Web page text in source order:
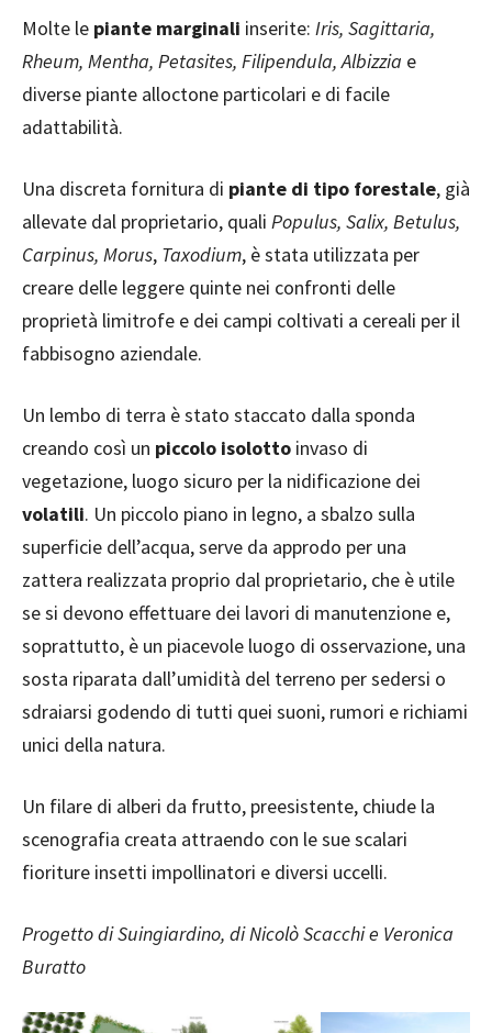
Molte le piante marginali inserite: Iris, Sagittaria,
Rheum, Mentha, Petasites, Filipendula, Albizzia e
diverse piante alloctone particolari e di facile
adattabilità.
Una discreta fornitura di piante di tipo forestale, già
allevate dal proprietario, quali Populus, Salix, Betulus,
Carpinus, Morus, Taxodium, è stata utilizzata per
creare delle leggere quinte nei confronti delle
proprietà limitrofe e dei campi coltivati a cereali per il
fabbisogno aziendale.
Un lembo di terra è stato staccato dalla sponda
creando così un piccolo isolotto invaso di
vegetazione, luogo sicuro per la nidificazione dei
volatili. Un piccolo piano in legno, a sbalzo sulla
superficie dell’acqua, serve da approdo per una
zattera realizzata proprio dal proprietario, che è utile
se si devono effettuare dei lavori di manutenzione e,
soprattutto, è un piacevole luogo di osservazione, una
sosta riparata dall’umidità del terreno per sedersi o
sdraiarsi godendo di tutti quei suoni, rumori e richiami
unici della natura.
Un filare di alberi da frutto, preesistente, chiude la
scenografia creata attraendo con le sue scalari
fioriture insetti impollinatori e diversi uccelli.
Progetto di Suingiardino, di Nicolò Scacchi e Veronica
Buratto